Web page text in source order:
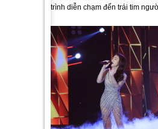
trình diễn chạm đến trái tim